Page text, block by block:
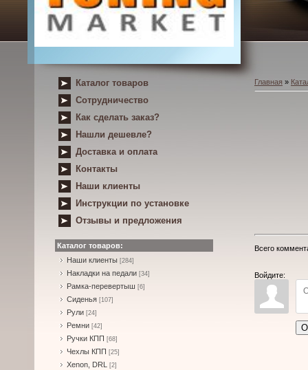
Каталог товаров
Сотрудничество
Как сделать заказ?
Нашли дешевле?
Доставка и оплата
Контакты
Наши клиенты
Инструкции по установке
Отзывы и предложения
Каталог товаров:
Наши клиенты [284]
Накладки на педали [34]
Рамка-перевертыш [6]
Сиденья [107]
Рули [24]
Ремни [42]
Ручки КПП [68]
Чехлы КПП [25]
Xenon, DRL [2]
Главная »
Всего
Войдите: